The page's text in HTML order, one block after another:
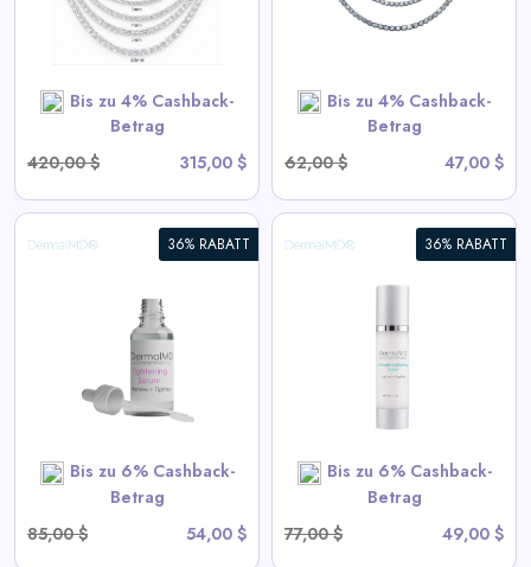
Bis zu 4% Cashback-
Betrag
420,00 $
315,00 $
Bis zu 4% Cashback-
Betrag
62,00 $
47,00 $
View All Miles Deals
SHOP NOW
36% RABATT
Bis zu 6% Cashback-
Betrag
85,00 $
54,00 $
36% RABATT
Bis zu 6% Cashback-
Betrag
77,00 $
49,00 $
Intim Aufhellungsserum
View All DermalMD Deals
SHOP NOW